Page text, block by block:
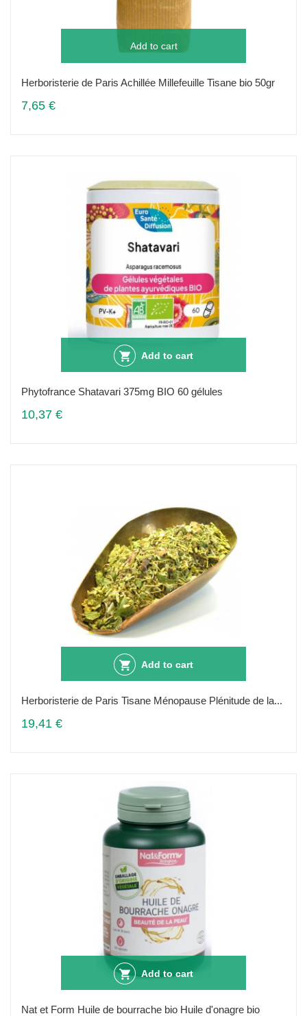
Add to cart
Herboristerie de Paris Achillée Millefeuille Tisane bio 50gr
7,65 €
Add to cart
Phytofrance Shatavari 375mg BIO 60 gélules
10,37 €
Add to cart
Herboristerie de Paris Tisane Ménopause Plénitude de la...
19,41 €
Add to cart
Nat et Form Huile de bourrache bio Huile d'onagre bio